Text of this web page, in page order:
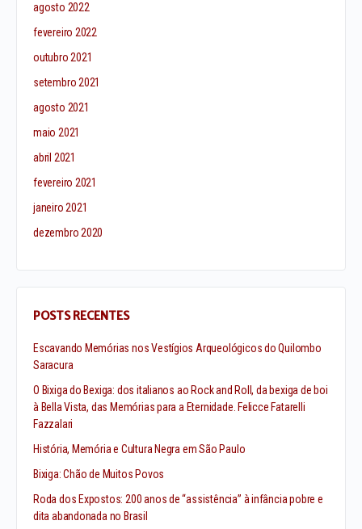
agosto 2022
fevereiro 2022
outubro 2021
setembro 2021
agosto 2021
maio 2021
abril 2021
fevereiro 2021
janeiro 2021
dezembro 2020
POSTS RECENTES
Escavando Memórias nos Vestígios Arqueológicos do Quilombo
Saracura
O Bixiga do Bexiga: dos italianos ao Rock and Roll, da bexiga de boi
à Bella Vista, das Memórias para a Eternidade. Felicce Fatarelli
Fazzalari
História, Memória e Cultura Negra em São Paulo
Bixiga: Chão de Muitos Povos
Roda dos Expostos: 200 anos de “assistência” à infância pobre e
dita abandonada no Brasil